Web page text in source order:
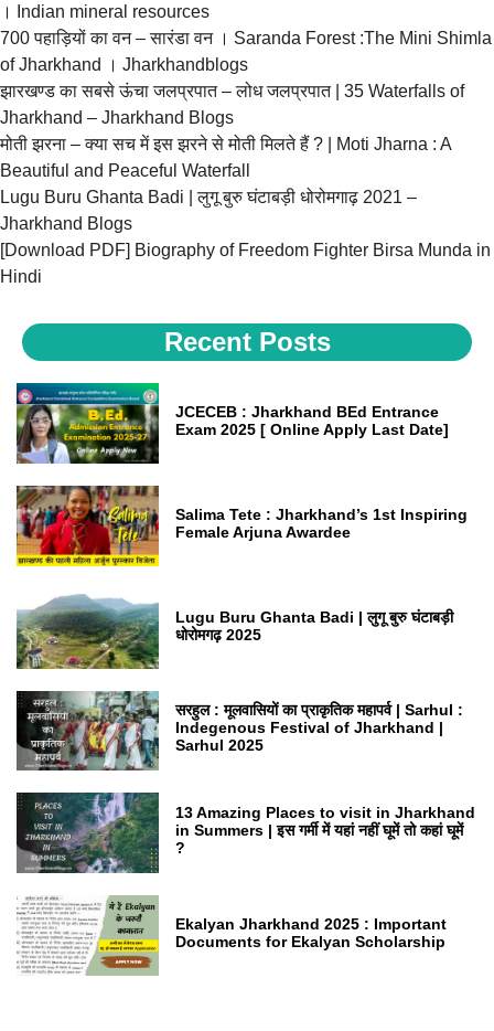
। Indian mineral resources
700 पहाड़ियों का वन – सारंडा वन । Saranda Forest :The Mini Shimla
of Jharkhand । Jharkhandblogs
झारखण्ड का सबसे ऊंचा जलप्रपात – लोध जलप्रपात | 35 Waterfalls of
Jharkhand – Jharkhand Blogs
मोती झरना – क्या सच में इस झरने से मोती मिलते हैं ? | Moti Jharna : A
Beautiful and Peaceful Waterfall
Lugu Buru Ghanta Badi | लुगू बुरु घंटाबड़ी धोरोमगाढ़ 2021 –
Jharkhand Blogs
[Download PDF] Biography of Freedom Fighter Birsa Munda in
Hindi
Recent Posts
JCECEB : Jharkhand BEd Entrance
Exam 2025 [ Online Apply Last Date]
Salima Tete : Jharkhand’s 1st Inspiring
Female Arjuna Awardee
Lugu Buru Ghanta Badi | लुगू बुरु घंटाबड़ी
धोरोमगढ़ 2025
सरहुल : मूलवासियों का प्राकृतिक महापर्व | Sarhul :
Indegenous Festival of Jharkhand |
Sarhul 2025
13 Amazing Places to visit in Jharkhand
in Summers | इस गर्मी में यहां नहीं घूमें तो कहां घूमें
?
Ekalyan Jharkhand 2025 : Important
Documents for Ekalyan Scholarship